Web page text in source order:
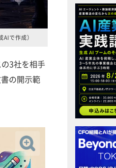
で作成）
3社を相手
の開示範